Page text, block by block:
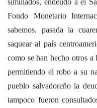
Fondo Monetario
sabemos, pasada la
saquear al país
como se han hecho otros
permitiendo el robo a su
pueblo salvadoreño la
tampoco fueron